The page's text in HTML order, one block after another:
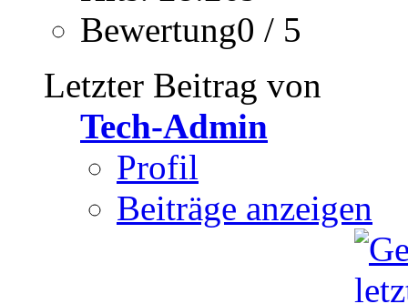
Bewertung0 / 5
Letzter Beitrag von
Tech-Admin
Profil
Beiträge anzeigen